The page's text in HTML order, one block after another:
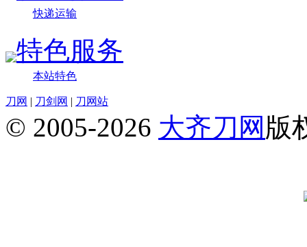
快递运输
特色服务
本站特色
刀网 | 刀剑网 | 刀网站
© 2005-2026 大齐刀网 版